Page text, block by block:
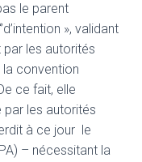
le parent
», validant
par les autorités
convention
ce fait, elle
les autorités
à ce jour le
– nécessitant la